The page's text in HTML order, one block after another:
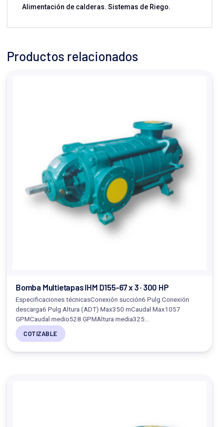
Alimentación de calderas. Sistemas de Riego.
Productos relacionados
Bomba Multietapas IHM D155-67 x 3 · 300 HP
Especificaciones técnicasConexión succión6 Pulg.Conexión
descarga6 Pulg.Altura (ADT) Max350 mCaudal Max1057
GPMCaudal medio528 GPMAltura media325…
COTIZABLE